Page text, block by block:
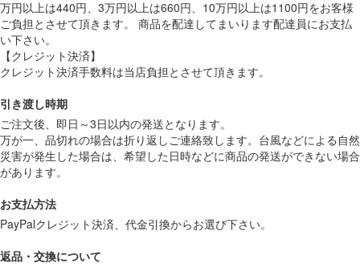
万円以上は440円、3万円以上は660円、10万円以上は1100円をお客様
ご負担とさせて頂きます。 商品を配達してまいります配達員にお支払
い下さい。
【クレジット決済】
クレジット決済手数料は当店負担とさせて頂きます。
引き渡し時期
ご注文後、即日～3日以内の発送となります。
万が一、品切れの場合は折り返しご連絡致します。台風などによる自然
災害が発生した場合は、希望した日時などに商品の発送ができない場合
があります。
お支払方法
PayPalクレジット決済、代金引換からお選び下さい。
返品・交換について